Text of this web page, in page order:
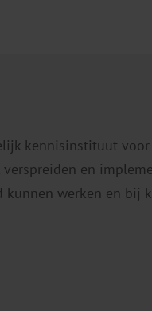
kennisinstituut
en
werken en bij